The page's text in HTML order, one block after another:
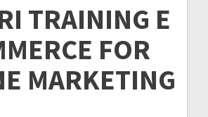
TRAINING E
FOR
MARKETING